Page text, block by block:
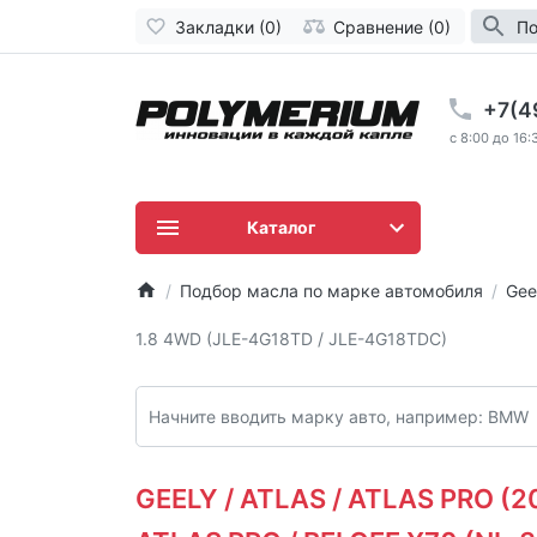
Закладки (0) Сравнение (0)
c 8:00 до
Каталог
Подбор масла по марке автомобиля
1.8 4WD (JLE-4G18TD / JLE-4G18TDC)
GEELY / ATLAS / ATLAS PRO